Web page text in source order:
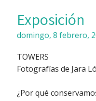
Exposición
domingo, 8 febrero,
TOWERS
Fotografías de Jara
¿Por qué